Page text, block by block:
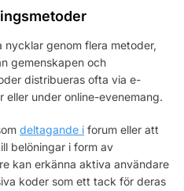
genom flera metoder,
gemenskapen och
distribueras ofta via e-
eller under online-evenemang.
deltagande i forum eller att
belöningar i form av
kan erkänna aktiva användare
koder som ett tack för deras